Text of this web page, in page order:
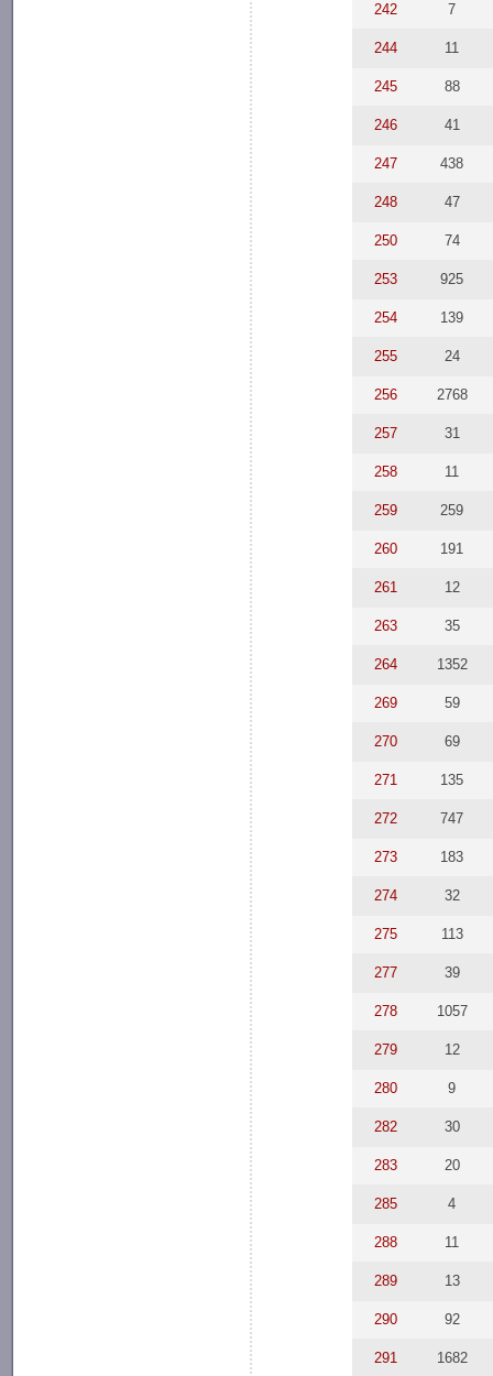
242 7
244 11
245 88
246 41
247 438
248 47
250 74
253 925
254 139
255 24
256 2768
257 31
258 11
259 259
260 191
261 12
263 35
264 1352
269 59
270 69
271 135
272 747
273 183
274 32
275 113
277 39
278 1057
279 12
280 9
282 30
283 20
285 4
288 11
289 13
290 92
291 1682